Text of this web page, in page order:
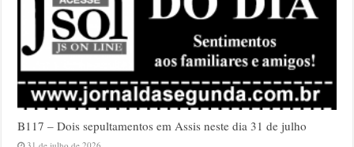
B117 – Dois sepultamentos em Assis neste dia 31 de julho